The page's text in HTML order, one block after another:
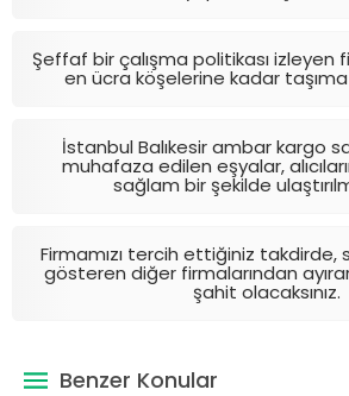
Şeffaf bir çalışma politikası izleyen
en ücra köşelerine kadar
İstanbul Balıkesir ambar kargo
muhafaza edilen eşyalar,
sağlam bir şekilde
Firmamızı tercih ettiğiniz
gösteren diğer firmalarından
şahit olacaksınız.
Benzer Konular